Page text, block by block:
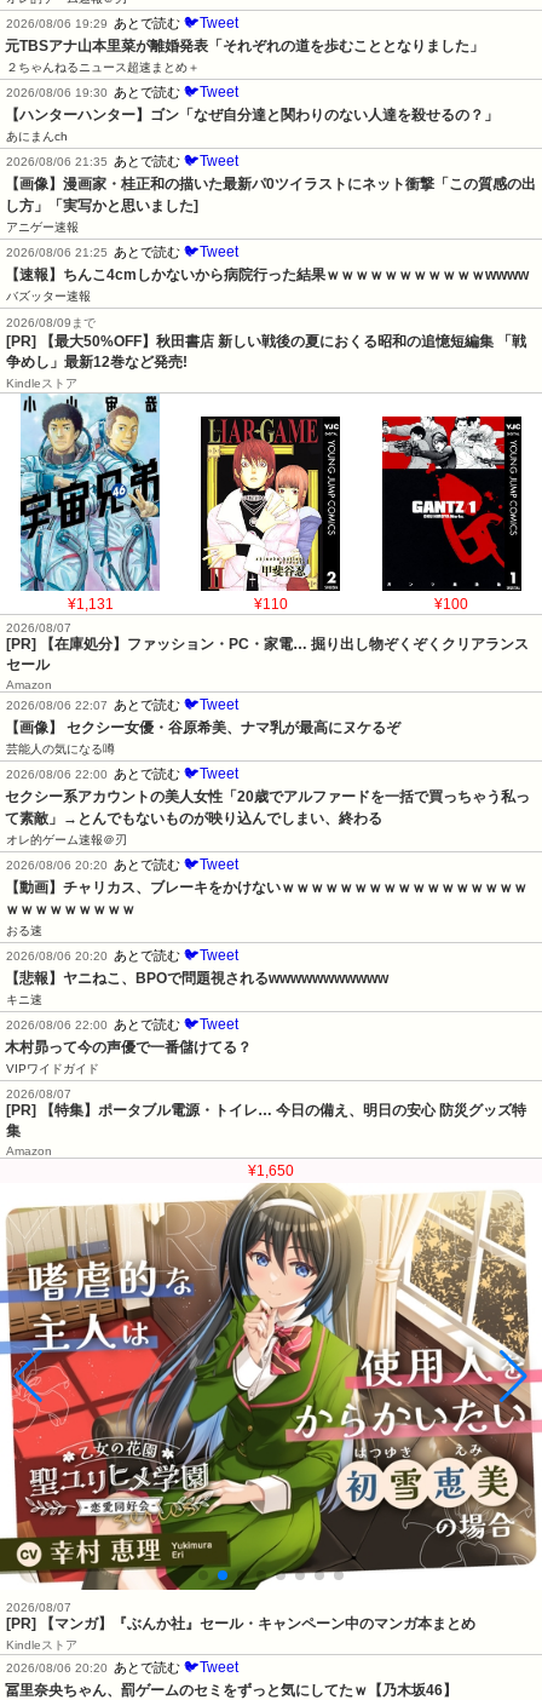
2026/08/06 19:29
あとで読む 🐦Tweet
元TBSアナ山本里菜が離婚発表「それぞれの道を歩むこととなりました」
２ちゃんねるニュース超速まとめ＋
2026/08/06 19:30
あとで読む 🐦Tweet
【ハンターハンター】ゴン「なぜ自分達と関わりのない人達を殺せるの？」
あにまんch
2026/08/06 21:35
あとで読む 🐦Tweet
【画像】漫画家・桂正和の描いた最新パ0ツイラストにネット衝撃「この質感の出
し方」「実写かと思いました]
アニゲー速報
2026/08/06 21:25
あとで読む 🐦Tweet
【速報】ちんこ4cmしかないから病院行った結果ｗｗｗｗｗｗｗｗｗｗｗwwww
バズッター速報
2026/08/09まで
[PR] 【最大50%OFF】秋田書店 新しい戦後の夏におくる昭和の追憶短編集 「戦
争めし」最新12巻など発売!
Kindleストア
¥1,131 ¥110 ¥100
2026/08/07
[PR] 【在庫処分】ファッション・PC・家電… 掘り出し物ぞくぞくクリアランス
セール
Amazon
2026/08/06 22:07
あとで読む 🐦Tweet
【画像】 セクシー女優・谷原希美、ナマ乳が最高にヌケるぞ
芸能人の気になる噂
2026/08/06 22:00
あとで読む 🐦Tweet
セクシー系アカウントの美人女性「20歳でアルファードを一括で買っちゃう私っ
て素敵」→とんでもないものが映り込んでしまい、終わる
オレ的ゲーム速報＠刃
2026/08/06 20:20
あとで読む 🐦Tweet
【動画】チャリカス、ブレーキをかけないｗｗｗｗｗｗｗｗｗｗｗｗｗｗｗｗｗ
ｗｗｗｗｗｗｗｗｗ
おる速
2026/08/06 20:20
あとで読む 🐦Tweet
【悲報】ヤニねこ、BPOで問題視されるwwwwwwwwwww
キニ速
2026/08/06 22:00
あとで読む 🐦Tweet
木村昴って今の声優で一番儲けてる？
VIPワイドガイド
2026/08/07
[PR] 【特集】ポータブル電源・トイレ… 今日の備え、明日の安心 防災グッズ特
集
Amazon
¥1,650
2026/08/07
[PR] 【マンガ】『ぶんか社』セール・キャンペーン中のマンガ本まとめ
Kindleストア
2026/08/06 20:20
あとで読む 🐦Tweet
冨里奈央ちゃん、罰ゲームのセミをずっと気にしてたｗ【乃木坂46】